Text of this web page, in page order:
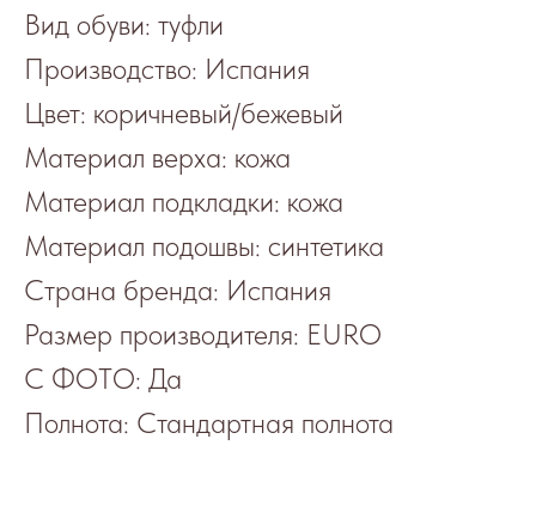
Вид обуви: туфли
Производство: Испания
Цвет: коричневый/бежевый
Материал верха: кожа
Материал подкладки: кожа
Материал подошвы: синтетика
Страна бренда: Испания
Размер производителя: EURO
С ФОТО: Да
Полнота: Стандартная полнота